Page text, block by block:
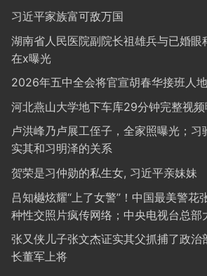
习近平家族富可敌万国
湖南省人民医院副院长祖雄兵与已婚眼
在x曝光
2026年五中全会将官宣胡春华接班人
河北燕山大学地下车库29分钟完整视
卢洪峰乃卢展工侄子，全家照曝光；习
实其和习明泽的关系
贺荣是习仲勋的私生女, 习近平亲妹妹
吕知樾炫耀“上了女警”！中国最美警花
种性交照片疯传网络；中央电视台总部
张又侠儿子张文杰证实其父抓捕了政治
长董军上将